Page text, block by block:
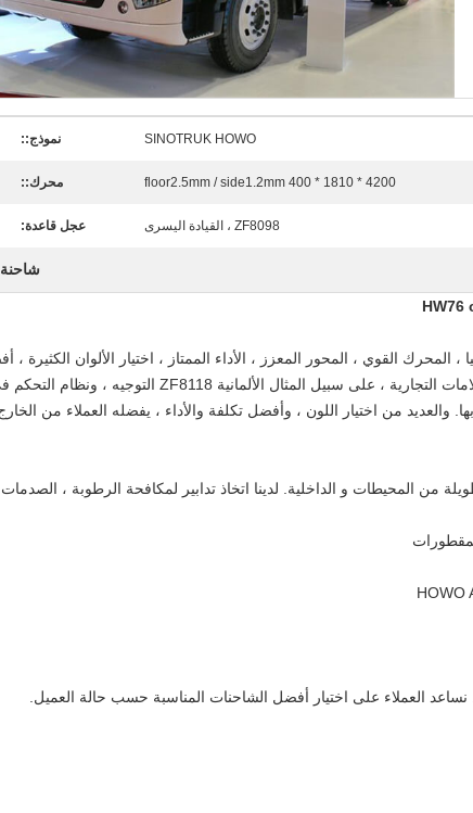
SINOTRUK HOWO نموذج::
4200 * 1810 * 400 floor2.5mm / side1.2mm محرك::
ZF8098 ، القيادة اليسرى عجل قاعدة:
شاحنة
HW76
القوي ، المحور المعزز ، الأداء الممتاز ، اختيار الألوان الكثيرة ،
والعديد من اختيار اللون ، وأفضل تكلفة والأداء ، يفضله العملاء من
من المحيطات و الداخلية. لدينا اتخاذ تدابير لمكافحة الرطوبة ، الصدمات